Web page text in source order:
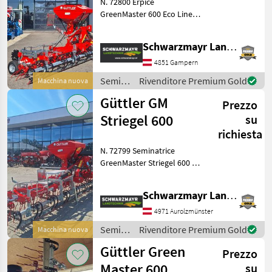
Macchina nuova
EcoLine
GreenMaster 600 Eco Line -
trasporto di 2, 4 m - con
sistema di ripiegamento
idraulico a doppio
Schwarzmayr Landtechnik GmbH - Gampern
4851 Gampern
Semina
e cura /
Güttler
Rivenditore Premium Gold
Macchina nuova
Güttler GM
Striegel 600
Prezzo
su
richiesta
N. 72799 Seminatrice
GreenMaster Striegel 600 -
trasporto di 3, 00 m - con
sistema di ripiegamento
idraulico a
Schwarzmayr Landtechnik GmbH - Aurolzmünster
4971 Aurolzmünster
Semina
e cura /
Güttler
Rivenditore Premium Gold
Güttler Green
Prezzo
su